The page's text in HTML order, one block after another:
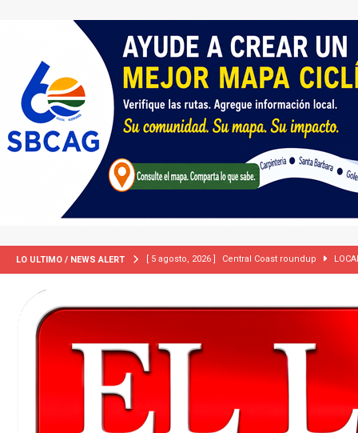
LO ULTIMO / NEWS ALERT [ 5 agosto, 2026 ] Central Coast roundup
extranjeros” INMIGRACIÓN
Colombia apaga el ‘efecto Vini’.
[ 29 marzo, 2024 ] Corte Suprema levanta
[ 1 marzo, 2024 ] Potente tormenta invernal